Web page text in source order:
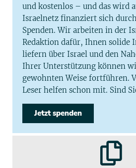
und kostenlos – und das wird
Israelnetz finanziert sich
Spenden. Wir arbeiten in der
Redaktion dafür, Ihnen solide
liefern über Israel und den
Ihrer Unterstützung können
gewohnten Weise fortführen.
Leser helfen schon mit. Sind
Jetzt spenden